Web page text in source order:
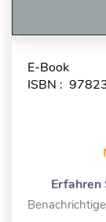
E-Book
ISBN :
Erfahren